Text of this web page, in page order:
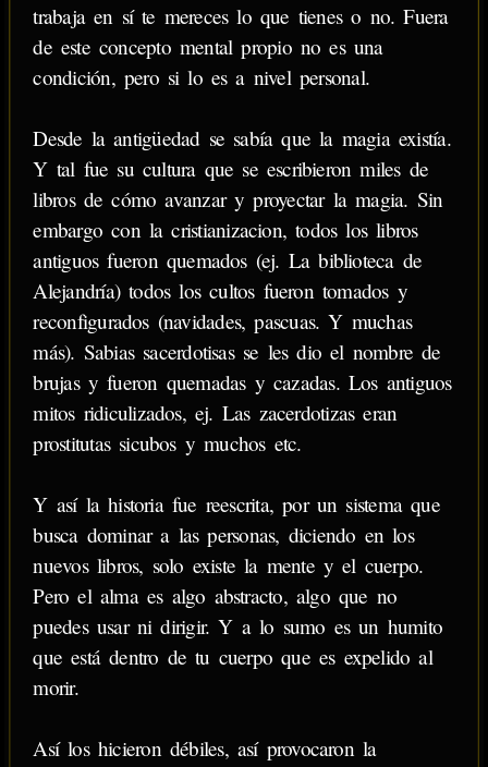
trabaja en sí te mereces lo que tienes o no. Fuera
de este concepto mental propio no es una
condición, pero si lo es a nivel personal.
Desde la antigüedad se sabía que la magia existía.
Y tal fue su cultura que se escribieron miles de
libros de cómo avanzar y proyectar la magia. Sin
embargo con la cristianizacion, todos los libros
antiguos fueron quemados (ej. La biblioteca de
Alejandría) todos los cultos fueron tomados y
reconfigurados (navidades, pascuas. Y muchas
más). Sabias sacerdotisas se les dio el nombre de
brujas y fueron quemadas y cazadas. Los antiguos
mitos ridiculizados, ej. Las zacerdotizas eran
prostitutas sicubos y muchos etc.
Y así la historia fue reescrita, por un sistema que
busca dominar a las personas, diciendo en los
nuevos libros, solo existe la mente y el cuerpo.
Pero el alma es algo abstracto, algo que no
puedes usar ni dirigir. Y a lo sumo es un humito
que está dentro de tu cuerpo que es expelido al
morir.
Así los hicieron débiles, así provocaron la